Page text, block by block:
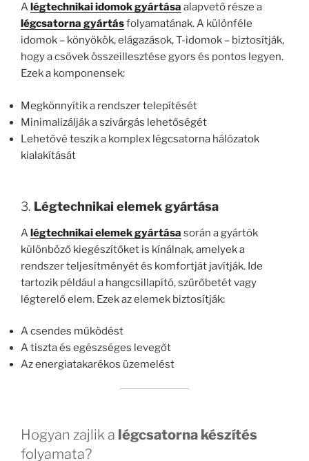
Alégtechnikai idomok gyártása alapvető része a
légcsatorna gyártásfolyamatának. A különféle
idomok – könyökök, elágazások, T-idomok – biztosítják,
hogy a csövek összeillesztése gyors és pontos legyen.
Ezek a komponensek:
Megkönnyítik a rendszer telepítését
Minimalizálják a szivárgás lehetőségét
Lehetővé teszik a komplex légcsatorna hálózatok
kialakítását
3. Légtechnikai elemek gyártása
Alégtechnikai elemek gyártása során a gyártók
különböző kiegészítőket is kínálnak, amelyek a
rendszer teljesítményét és komfortját javítják. Ide
tartozik például a hangcsillapító, szűrőbetét vagy
légterelő elem. Ezek az elemek biztosítják:
A csendes működést
A tiszta és egészséges levegőt
Az energiatakarékos üzemelést
Hogyan zajlik a légcsatorna készítés
folyamata?